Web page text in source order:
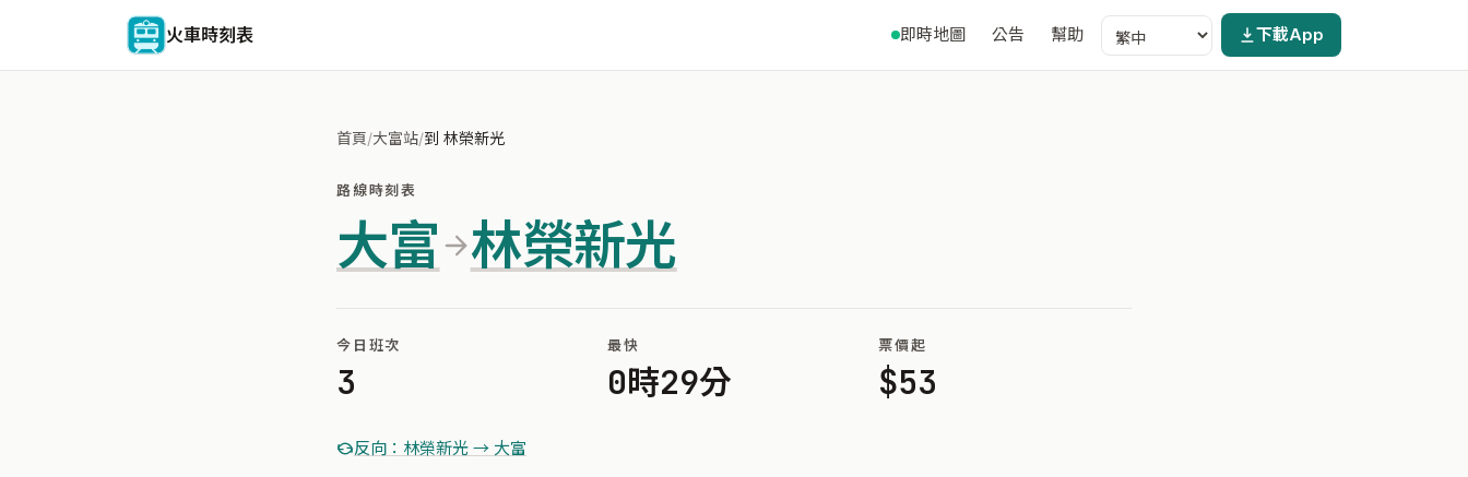
火車時刻表 即時地圖 公告 幫助 下載App
首頁/大富站/到 林榮新光
路線時刻表
大富 林榮新光
今日班次
3
最快
0時29分
票價起
$53
反向：林榮新光 → 大富